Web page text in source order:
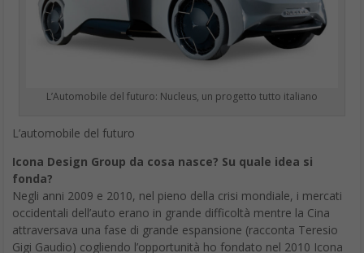
Porsche Taycan
Porsche Taycansarà disponibile in versione Turbo e
, con un’altra variante a seguire. Sulla carta
dovrebbero attirare clienti diversi: lo spazio e la forma del corpo
della Model S offrono più praticità e la sua tecnologia è ancora
funky, mentre il Taycan offre agli amanti dei marchi tedeschi di
lusso e ad alte prestazioni la loro prima opzione elettrica pura in
questo campo. Porsche afferma che Taycan si caricherà
completamente durante la notte in nove ore con una wallbox.
Prezzo: da 135.000 euro.In vendita da gennaio 2020.
Autonomia (circa): 430 km per la Turbo, 400 per la Turbo S.
Tempo di ricarica stimato: da zero all’80% in 23 minuti
(caricatore rapido).